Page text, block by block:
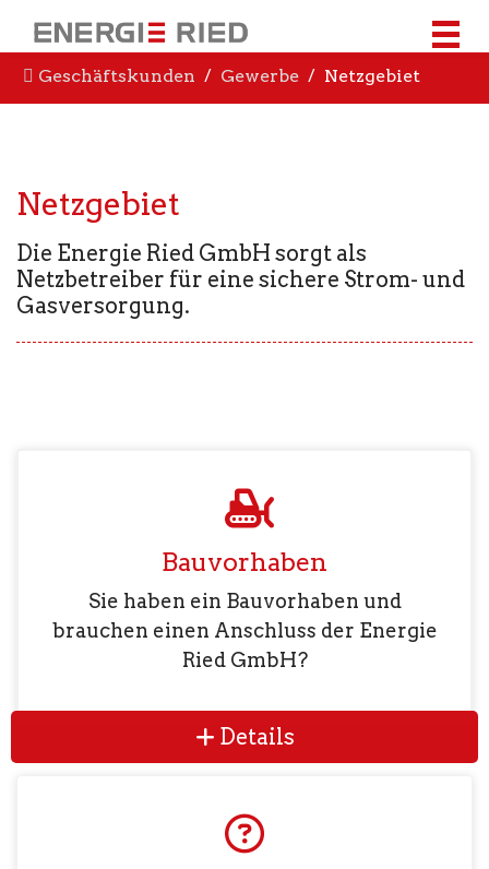
Geschäftskunden Gewerbe Netzgebiet
Netzgebiet
Die Energie Ried GmbH sorgt als
Netzbetreiber für eine sichere Strom- und
Gasversorgung.
Bauvorhaben
Sie haben ein Bauvorhaben und
brauchen einen Anschluss der Energie
Ried GmbH?
Details